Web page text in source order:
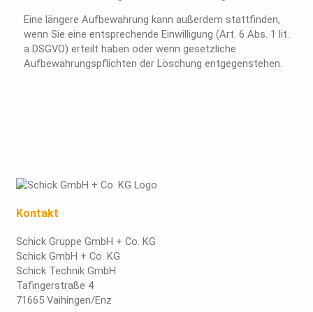
Eine längere Aufbewahrung kann außerdem stattfinden,
wenn Sie eine entsprechende Einwilligung (Art. 6 Abs. 1 lit.
a DSGVO) erteilt haben oder wenn gesetzliche
Aufbewahrungspflichten der Löschung entgegenstehen.
Kontakt
Schick Gruppe GmbH + Co. KG
Schick GmbH + Co. KG
Schick Technik GmbH
Tafingerstraße 4
71665 Vaihingen/Enz